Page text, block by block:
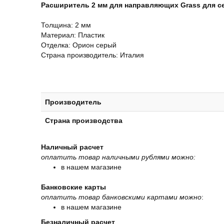
Расширитель 2 мм для направляющих Grass для
Толщина: 2 мм
Материал: Пластик
Отделка: Орион серый
Страна производитель: Италия
Производитель
Страна производства
Наличный расчет
оплатить товар наличными рублями можно:
в нашем магазине
Банковские карты
оплатить товар банковскими картами можно:
в нашем магазине
Безналичный расчет